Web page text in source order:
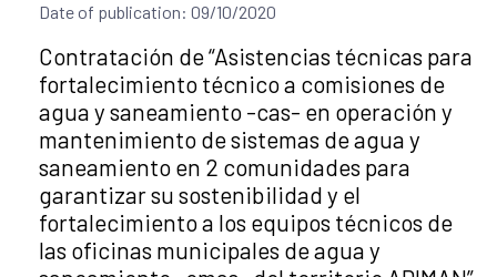
Date of publication: 09/10/2020
Title of the announcement:
Contratación de “Asistencias técnicas para
fortalecimiento técnico a comisiones de
agua y saneamiento -cas- en operación y
mantenimiento de sistemas de agua y
saneamiento en 2 comunidades para
garantizar su sostenibilidad y el
fortalecimiento a los equipos técnicos de
las oficinas municipales de agua y